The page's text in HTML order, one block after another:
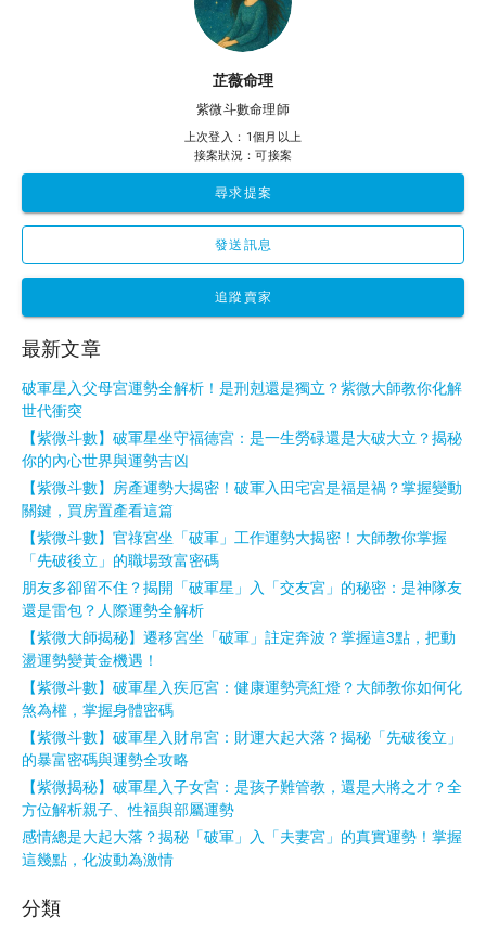
芷薇命理
紫微斗數命理師
上次登入：1個月以上
接案狀況：可接案
尋求提案
發送訊息
追蹤賣家
最新文章
破軍星入父母宮運勢全解析！是刑剋還是獨立？紫微大師教你化解
世代衝突
【紫微斗數】破軍星坐守福德宮：是一生勞碌還是大破大立？揭秘
你的內心世界與運勢吉凶
【紫微斗數】房產運勢大揭密！破軍入田宅宮是福是禍？掌握變動
關鍵，買房置產看這篇
【紫微斗數】官祿宮坐「破軍」工作運勢大揭密！大師教你掌握
「先破後立」的職場致富密碼
朋友多卻留不住？揭開「破軍星」入「交友宮」的秘密：是神隊友
還是雷包？人際運勢全解析
【紫微大師揭秘】遷移宮坐「破軍」註定奔波？掌握這3點，把動
盪運勢變黃金機遇！
【紫微斗數】破軍星入疾厄宮：健康運勢亮紅燈？大師教你如何化
煞為權，掌握身體密碼
【紫微斗數】破軍星入財帛宮：財運大起大落？揭秘「先破後立」
的暴富密碼與運勢全攻略
【紫微揭秘】破軍星入子女宮：是孩子難管教，還是大將之才？全
方位解析親子、性福與部屬運勢
感情總是大起大落？揭秘「破軍」入「夫妻宮」的真實運勢！掌握
這幾點，化波動為激情
分類